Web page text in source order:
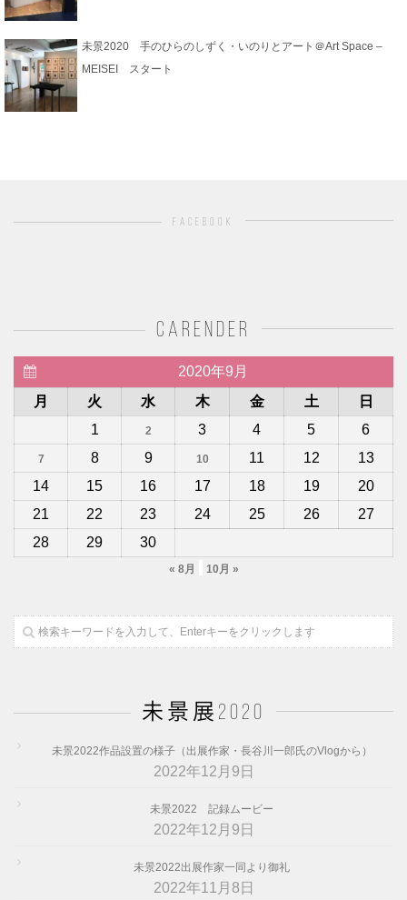
未景2020 手のひらのしずく・いのりとアート＠Art Space –
MEISEI スタート
facebook
carender
2020年9月
月
火 水 木 金 土
日
1
2 3 4 5 6
7 8 9 10 11 12
13
14
15 16 17 18 19
20
21
22 23 24 25 26
27
28
29 30
« 8月 10月 »
未景展2020
未景2022作品設置の様子（出展作家・長谷川一郎氏のVlogから）
2022年12月9日
未景2022 記録ムービー
2022年12月9日
未景2022出展作家一同より御礼
2022年11月8日